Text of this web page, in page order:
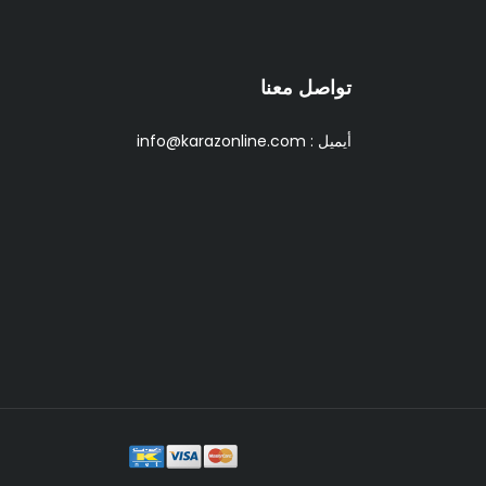
تواصل معنا
أيميل : info@karazonline.com